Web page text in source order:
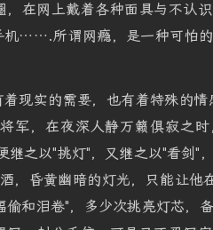
在网上戴着各种面具与不认
…….所谓网瘾，是一种可怕
现实的需要，也有着特殊的情
军，在夜深人静万籁俱寂之
之以"挑灯"，又继之以"看剑"
，昏黄幽暗的灯光，只能让他
和泪卷"，多少次挑亮灯芯，